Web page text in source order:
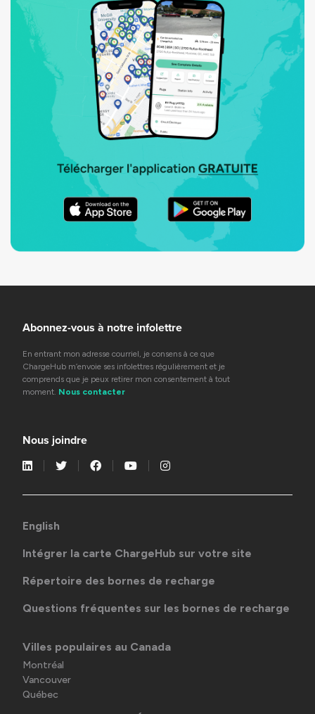
Abonnez-vous à notre infolettre
En entrant mon adresse courriel, je consens à ce que
ChargeHub m’envoie ses infolettres régulièrement et je
comprends que je peux retirer mon consentement à tout
moment. Nous contacter
Nous joindre
English
Intégrer la carte ChargeHub sur votre site
Répertoire des bornes de recharge
Questions fréquentes sur les bornes de recharge
Villes populaires au Canada
Montréal
Vancouver
Québec